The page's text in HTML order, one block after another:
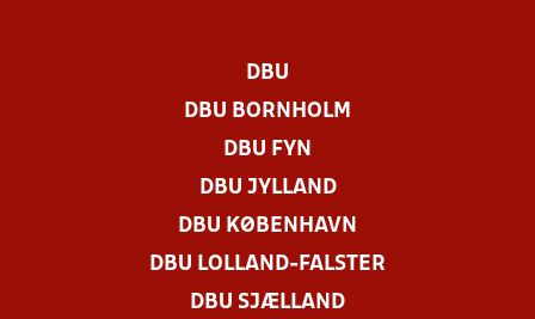
DBU
DBU BORNHOLM
DBU FYN
DBU JYLLAND
DBU KØBENHAVN
DBU LOLLAND-FALSTER
DBU SJÆLLAND